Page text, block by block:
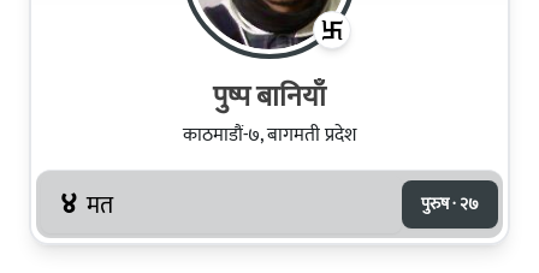
पुष्प बानियाँ
काठमाडौं-७, बागमती प्रदेश
४ मत पुरुष · २७